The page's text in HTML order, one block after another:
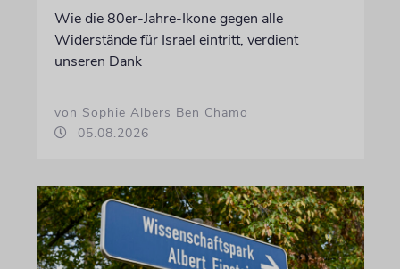
Wie die 80er-Jahre-Ikone gegen alle
Widerstände für Israel eintritt, verdient
unseren Dank
von Sophie Albers Ben Chamo
05.08.2026